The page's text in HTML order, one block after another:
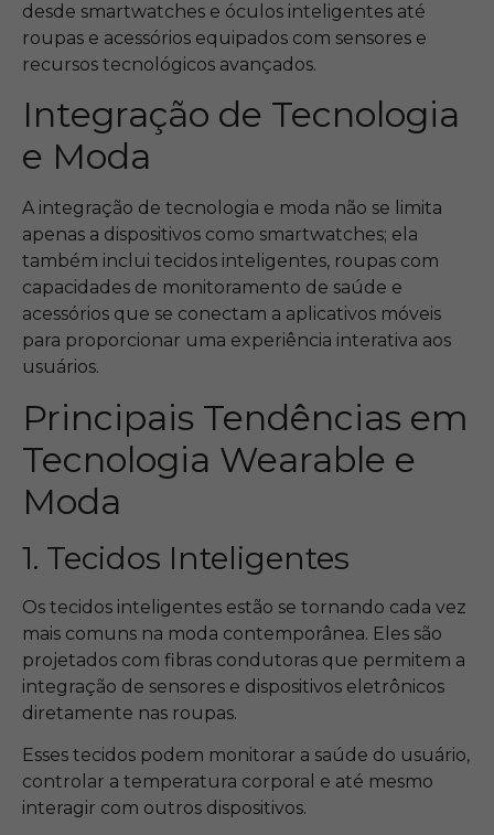
desde smartwatches e óculos inteligentes até
roupas e acessórios equipados com sensores e
recursos tecnológicos avançados.
Integração de Tecnologia
e Moda
A integração de tecnologia e moda não se limita
apenas a dispositivos como smartwatches; ela
também inclui tecidos inteligentes, roupas com
capacidades de monitoramento de saúde e
acessórios que se conectam a aplicativos móveis
para proporcionar uma experiência interativa aos
usuários.
Principais Tendências em
Tecnologia Wearable e
Moda
1. Tecidos Inteligentes
Os tecidos inteligentes estão se tornando cada vez
mais comuns na moda contemporânea. Eles são
projetados com fibras condutoras que permitem a
integração de sensores e dispositivos eletrônicos
diretamente nas roupas.
Esses tecidos podem monitorar a saúde do usuário,
controlar a temperatura corporal e até mesmo
interagir com outros dispositivos.